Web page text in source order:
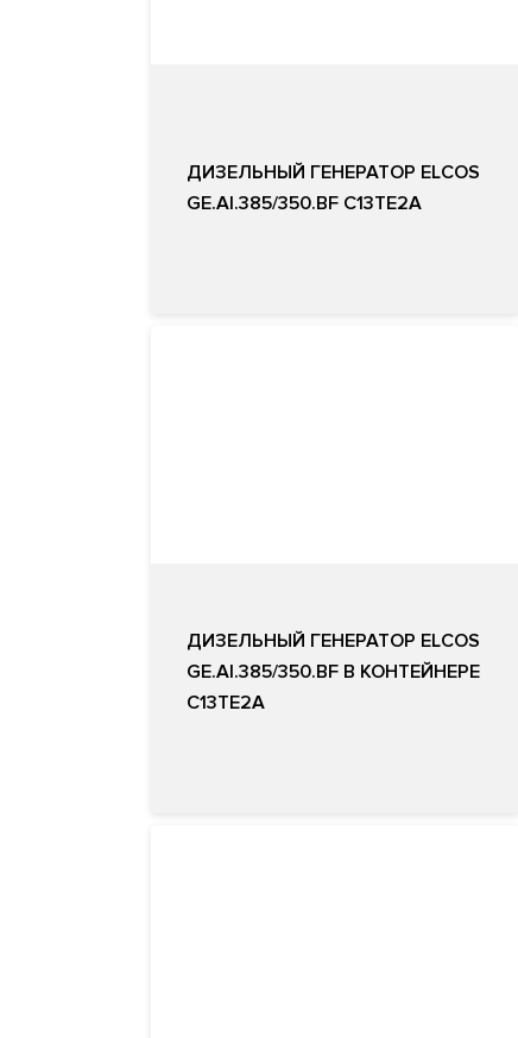
ДИЗЕЛЬНЫЙ ГЕНЕРАТОР ELCOS
GE.AI.385/350.BF C13TE2A
ДИЗЕЛЬНЫЙ ГЕНЕРАТОР ELCOS
GE.AI.385/350.BF В КОНТЕЙНЕРЕ
C13TE2A